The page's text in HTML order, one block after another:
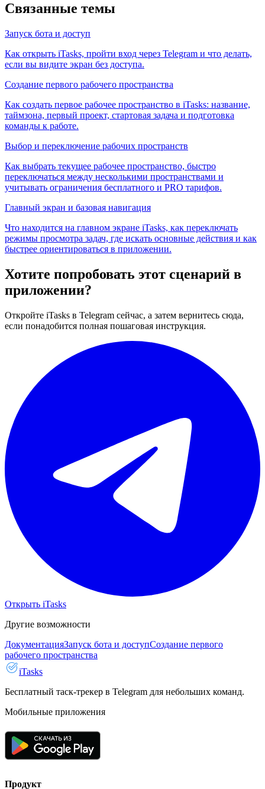
Связанные темы
Запуск бота и доступ
Как открыть iTasks, пройти вход через Telegram и что делать,
если вы видите экран без доступа.
Создание первого рабочего пространства
Как создать первое рабочее пространство в iTasks: название,
таймзона, первый проект, стартовая задача и подготовка
команды к работе.
Выбор и переключение рабочих пространств
Как выбрать текущее рабочее пространство, быстро
переключаться между несколькими пространствами и
учитывать ограничения бесплатного и PRO тарифов.
Главный экран и базовая навигация
Что находится на главном экране iTasks, как переключать
режимы просмотра задач, где искать основные действия и как
быстрее ориентироваться в приложении.
Хотите попробовать этот сценарий в
приложении?
Откройте iTasks в Telegram сейчас, а затем вернитесь сюда,
если понадобится полная пошаговая инструкция.
Открыть iTasks
Другие возможности
ДокументацияЗапуск бота и доступСоздание первого
рабочего пространства
iTasks
Бесплатный таск-трекер в Telegram для небольших команд.
Мобильные приложения
Продукт